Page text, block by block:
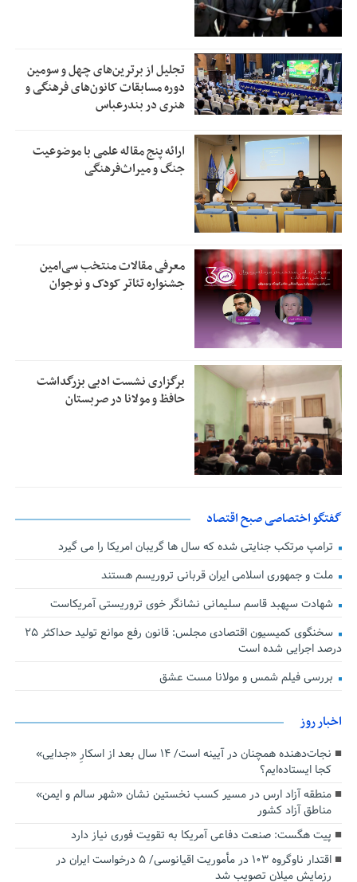
تجلیل از بر‌ترین‌های چهل و سومین
دوره مسابقات کانون‌های فرهنگی و
هنری در بندرعباس
ارائه پنج مقاله علمی با موضوعیت
جنگ و میراث‌فرهنگی
معرفی مقالات منتخب سی‌امین
جشنواره تئاتر کودک و نوجوان
برگزاری نشست ادبی بزرگداشت
حافظ و مولانا در صربستان
گفتگو اختصاصی صبح اقتصاد
ترامپ مرتکب جنایتی شده که سال ها گریبان امریکا را می گیرد
ملت و جمهوری اسلامی ایران قربانی تروریسم هستند
شهادت سپهبد قاسم سلیمانی نشانگر خوی تروریستی آمریکاست
سخنگوی کمیسیون اقتصادی مجلس: قانون رفع موانع تولید حداکثر ۲۵
درصد اجرایی شده است
بررسی فیلم شمس و مولانا مست عشق
اخبار روز
نجات‌دهنده‌ همچنان در آیینه است/ ۱۴ سال بعد از اسکارِ «جدایی»
کجا ایستاده‌ایم؟
منطقه آزاد ارس در مسیر کسب نخستین نشان «شهر سالم و ایمن»
مناطق آزاد کشور
پیت هگست: صنعت دفاعی آمریکا به تقویت فوری نیاز دارد
اقتدار ناوگروه ۱۰۳ در مأموریت‌ اقیانوسی/ ۵ درخواست ایران در
رزمایش میلان تصویب شد